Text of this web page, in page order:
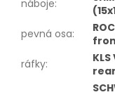
náboje:
pevná osa:
ráfky: